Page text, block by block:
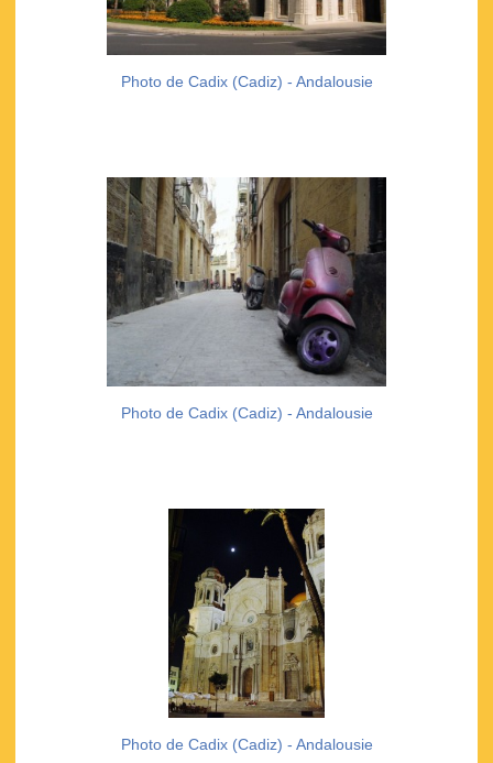
Photo de Cadix (Cadiz) - Andalousie
Photo de Cadix (Cadiz) - Andalousie
Photo de Cadix (Cadiz) - Andalousie